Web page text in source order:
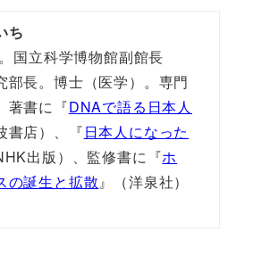
ち
国立科学博物館副館長
部長。博士（医学）。専門
著書に『DNAで語る日本人
書店）、『日本人になった
出版）、監修書に『ホ
の誕生と拡散』（洋泉社）